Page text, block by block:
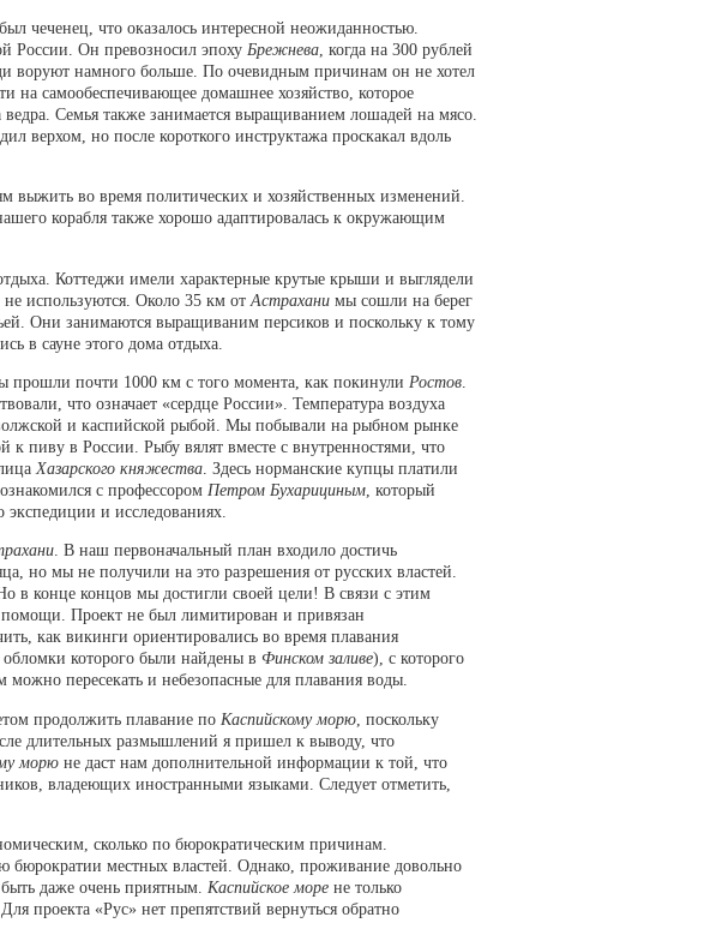
чеченец, что оказалось интересной неожиданностью.
России. Он превозносил эпоху Брежнева , когда на 300 рублей
воруют намного больше. По очевидным причинам он не хотел
самообеспечивающее домашнее хозяйство, которое
Семья также занимается выращиванием лошадей на мясо.
верхом, но после короткого инструктажа проскакал вдоль
выжить во время политических и хозяйственных изменений.
корабля также хорошо адаптировалась к окружающим
Коттеджи имели характерные крутые крыши и выглядели
используются. Около 35 км от Астрахани мы сошли на берег
Они занимаются выращиваним персиков и поскольку к тому
в сауне этого дома отдыха.
прошли почти 1000 км с того момента, как покинули Ростов
что означает «сердце России». Температура воздуха
и каспийской рыбой. Мы побывали на рыбном рынке
к пиву в России. Рыбу вялят вместе с внутренностями, что
Хазарского княжества . Здесь норманские купцы платили
с профессором Петром Бухарициным , который
и исследованиях.
. В наш первоначальный план входило достичь
но мы не получили на это разрешения от русских властей.
в конце концов мы достигли своей цели! В связи с этим
помощи. Проект не был лимитирован и привязан
как викинги ориентировались во время плавания
которого были найдены в Финском заливе), с которого
можно пересекать и небезопасные для плавания воды.
продолжить плавание по Каспийскому морю , поскольку
длительных размышлений я пришел к выводу, что
морю не даст нам дополнительной информации к той, что
владеющих иностранными языками. Следует отметить,
сколько по бюрократическим причинам.
бюрократии местных властей. Однако, проживание довольно
даже очень приятным. Каспийское море не только
проекта «Рус» нет препятствий вернуться обратно